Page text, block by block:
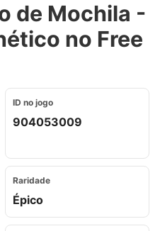
de Mochila -
no Free
ID no jogo
904053009
Raridade
Épico